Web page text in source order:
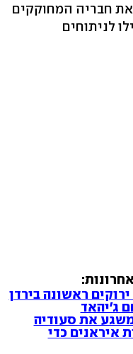
חבריה המחוקקים
לניתוחים
ראשונה בירדן
ג'יהאד
את סעודיה
איראנים כדי